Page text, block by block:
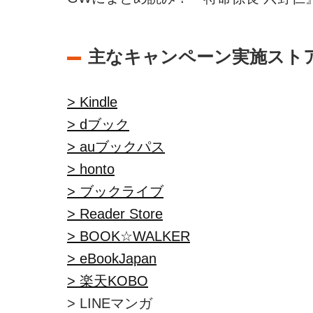
主なキャンペーン実施スト
> Kindle
> dブック
> auブックパス
> honto
> ブックライブ
> Reader Store
> BOOK☆WALKER
> eBookJapan
> 楽天KOBO
> LINEマンガ